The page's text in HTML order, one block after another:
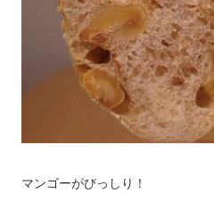
マンゴーがびっしり！